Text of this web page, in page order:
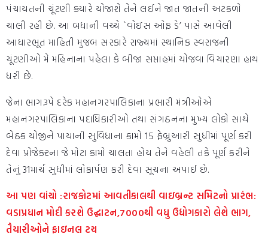
પંચાયતની ચૂંટણી ક્યારે યોજાશે તેને લઈને જાત જાતની અટકળો
ચાલી રહી છે. આ બધાની વચ્ચે `વોઇસ ઓફ ડે’ પાસે આવેલી
આધારભૂત માહિતી મુજબ સરકારે રાજ્યમાં સ્થાનિક સ્વરાજની
ચૂંટણીઓ મે મહિનાના પહેલા કે બીજા સપ્તાહમાં યોજવા વિચારણા હાથ
ધરી છે.
જેના ભાગરૂપે દરેક મહાનગરપાલિકાના પ્રભારી મંત્રીઓએ
મહાનગરપાલિકાના પદાધિકારીઓ તથા સંગઠનના મુખ્ય લોકો સાથે
બેઠક યોજીને પાયાની સુવિધાના કામો 15 ફેબ્રુઆરી સુધીમાં પૂર્ણ કરી
દેવા પ્રોજેક્ટના જે મોટા કામો ચાલતા હોય તેને વહેલી તકે પૂર્ણ કરીને
તેનું 31માર્ચ સુધીમાં લોકાર્પણ કરી દેવા સૂચના અપાઈ છે.
આ પણ વાંચો :રાજકોટમાં આવતીકાલથી વાઇબ્રન્ટ સમિટનો પ્રારંભ:
વડાપ્રધાન મોદી કરશે ઉદ્ઘાટન,7000થી વધુ ઉદ્યોગકારો લેશે ભાગ,
તૈયારીઓને ફાઇનલ ટચ